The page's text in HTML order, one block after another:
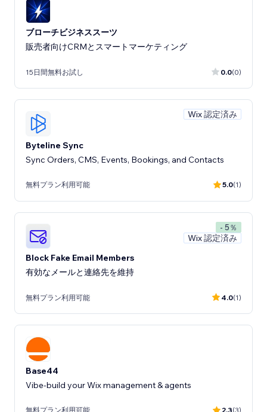
ブローチビジネススーツ
販売者向けCRMとスマートマーケティング
15日間無料お試し 0.0(0)
Wix 認定済み
Byteline Sync
Sync Orders, CMS, Events, Bookings, and Contacts
無料プラン利用可能 5.0(1)
- 5％
Wix 認定済み
Block Fake Email Members
有効なメールと連絡先を維持
無料プラン利用可能 4.0(1)
Base44
Vibe-build your Wix management & agents
無料プラン利用可能 2.3(3)